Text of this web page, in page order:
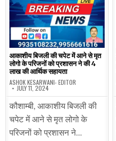
आकाशीय बिजली की चपेट में आने से मृत
लोगो के परिजनों को प्रशासन ने की 4
लाख की आर्थिक सहायता
ASHOK KESARWANI- EDITOR
JULY 11, 2024
कौशाम्बी, आकाशीय बिजली की
चपेट में आने से मृत लोगो के
परिजनों को प्रशासन ने…